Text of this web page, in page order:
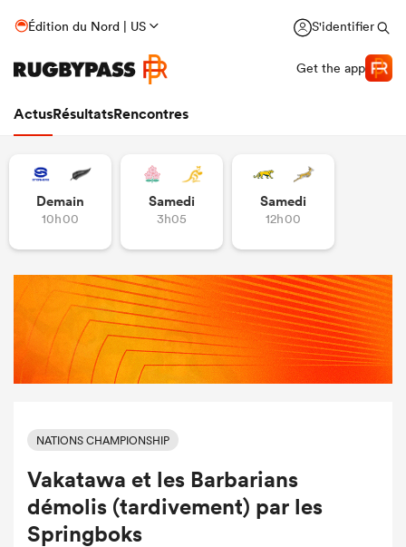
Édition du Nord | US S'identifier
Get the app
ActusRésultatsRencontres
Demain
10h00
Samedi
3h05
Samedi
12h00
NATIONS CHAMPIONSHIP
Vakatawa et les Barbarians
démolis (tardivement) par les
Springboks